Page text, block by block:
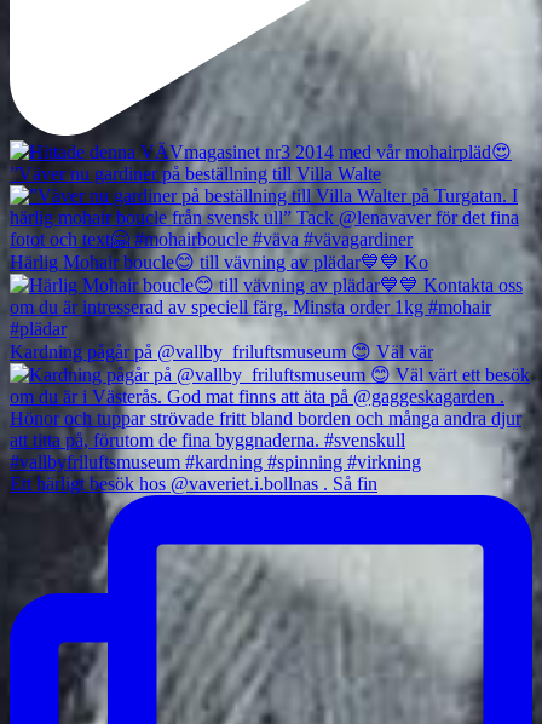
”Väver nu gardiner på beställning till Villa Walte
Härlig Mohair boucle😊 till vävning av plädar💙💙 Ko
Kardning pågår på @vallby_friluftsmuseum 😊 Väl vär
Ett härligt besök hos @vaveriet.i.bollnas . Så fin